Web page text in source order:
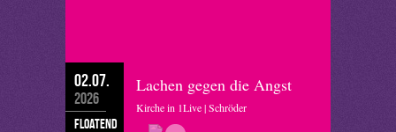
02.07.
2026
floatend
Lachen gegen die Angst
Kirche in 1Live | Schröder